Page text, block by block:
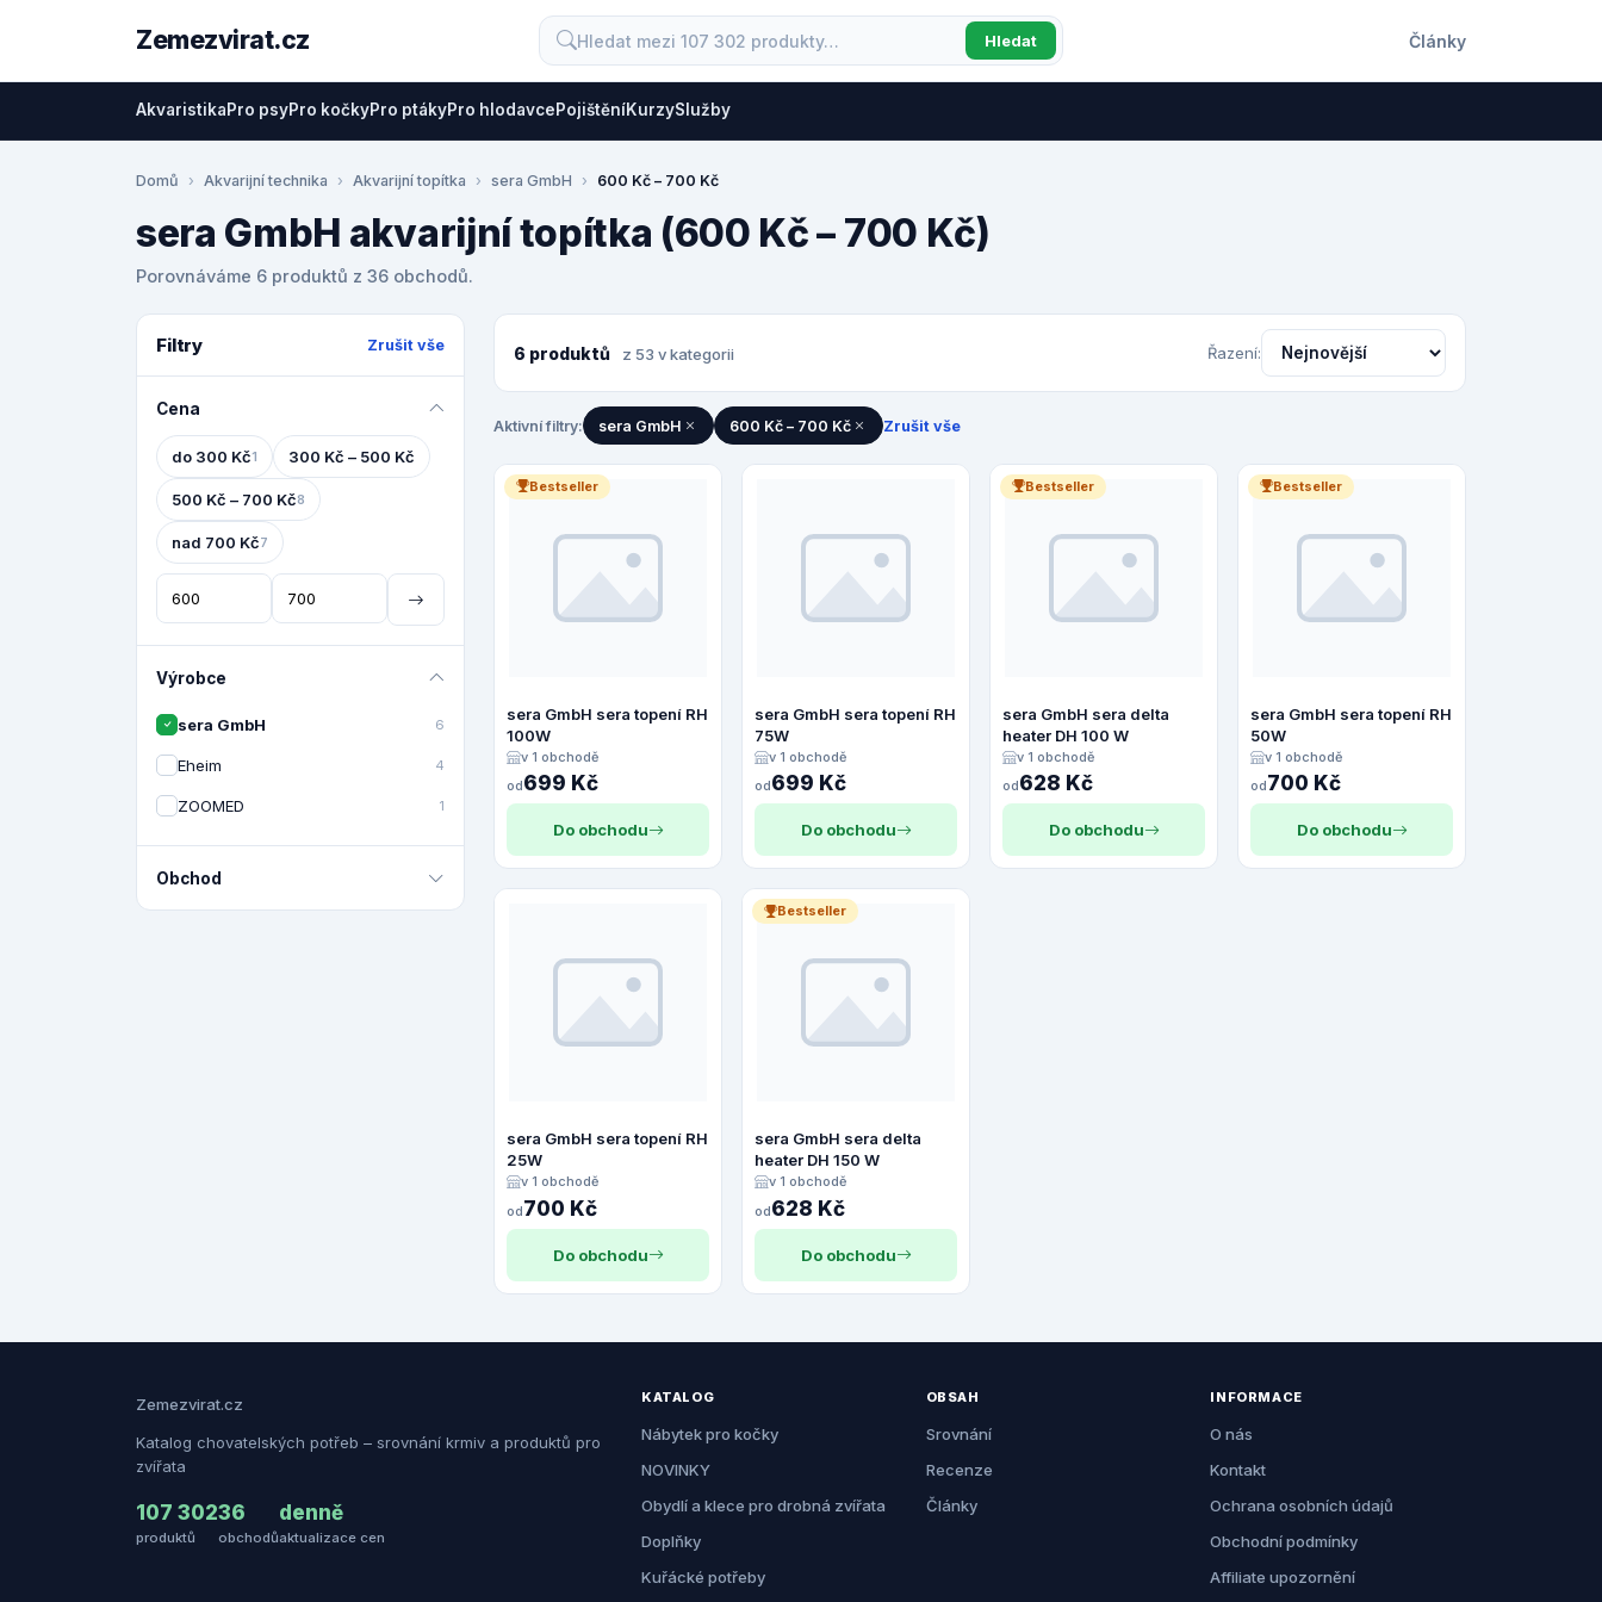
Zemezvirat.cz Hledat Články
AkvaristikaPro psyPro kočkyPro ptákyPro hlodavcePojištěníKurzySlužby
Domů Akvarijní technika Akvarijní topítka sera GmbH 600 Kč – 700 Kč
sera GmbH akvarijní topítka (600 Kč – 700 Kč)
Porovnáváme 6 produktů z 36 obchodů.
Filtry Zrušit vše
Cena
do 300 Kč1 300 Kč – 500 Kč
500 Kč – 700 Kč8
nad 700 Kč7
Výrobce
sera GmbH 6
Eheim 4
ZOOMED 1
Obchod
6 produktů z 53 v kategorii Řazení:
Aktivní filtry: sera GmbH 600 Kč – 700 Kč Zrušit vše
Bestseller
sera GmbH sera topení RH
100W
v 1 obchodě
od699 Kč
Do obchodu
sera GmbH sera topení RH
75W
v 1 obchodě
od699 Kč
Do obchodu
Bestseller
sera GmbH sera delta
heater DH 100 W
v 1 obchodě
od628 Kč
Do obchodu
Bestseller
sera GmbH sera topení RH
50W
v 1 obchodě
od700 Kč
Do obchodu
sera GmbH sera topení RH
25W
v 1 obchodě
od700 Kč
Do obchodu
Bestseller
sera GmbH sera delta
heater DH 150 W
v 1 obchodě
od628 Kč
Do obchodu
Zemezvirat.cz
Katalog chovatelských potřeb – srovnání krmiv a produktů pro
zvířata
107 302
produktů
36
obchodů
denně
aktualizace cen
KATALOG
Nábytek pro kočky
NOVINKY
Obydlí a klece pro drobná zvířata
Doplňky
Kuřácké potřeby
OBSAH
Srovnání
Recenze
Články
INFORMACE
O nás
Kontakt
Ochrana osobních údajů
Obchodní podmínky
Affiliate upozornění